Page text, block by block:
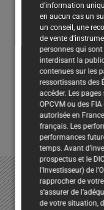
d’information
en aucun cas un
un conseil, une
de vente
personnes qui
interdisant la
contenues sur les
ressortissants des
accéder. Les
OPCVM ou des
autorisée en
français. Les
performances
temps. Avant
prospectus et le
l'Investisseur) de
rapprocher de
s’assurer de
de votre situation,